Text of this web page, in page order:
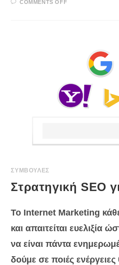
COMMENTS OFFON
ΙΣΤΟΣΕΛΊΔΑ;
ΣΥΜΒΟΥΛΕΣ
Στρατηγική SEO
Το Internet Marketing
και απαιτείται ευελιξία
να είναι πάντα
δούμε σε ποιές